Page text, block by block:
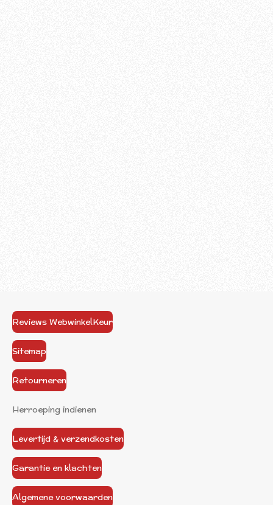
Reviews WebwinkelKeur
Sitemap
Retourneren
Herroeping indienen
Levertijd & verzendkosten
Garantie en klachten
Algemene voorwaarden